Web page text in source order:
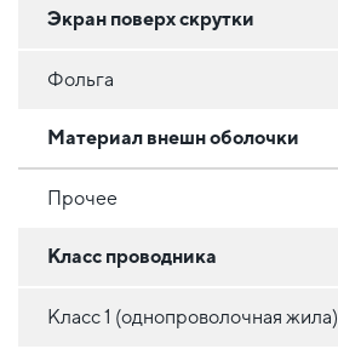
Экран поверх скрутки
Фольга
Материал внешн оболочки
Прочее
Класс проводника
Класс 1 (однопроволочная жила)